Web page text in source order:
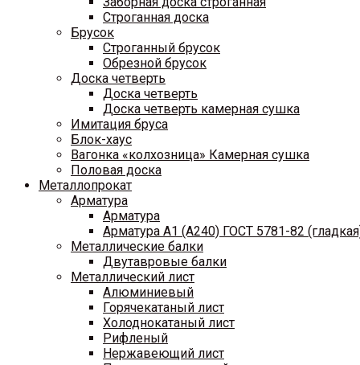
Строганная доска
Брусок
Строганный брусок
Обрезной брусок
Доска четверть
Доска четверть
Доска четверть камерная сушка
Имитация бруса
Блок-хаус
Вагонка «колхозница» Камерная сушка
Половая доска
Металлопрокат
Арматура
Арматура
Арматура A1 (A240) ГОСТ 5781-82
Металлические балки
Двутавровые балки
Металлический лист
Алюминиевый
Горячекатаный лист
Холоднокатаный лист
Рифленый
Нержавеющий лист